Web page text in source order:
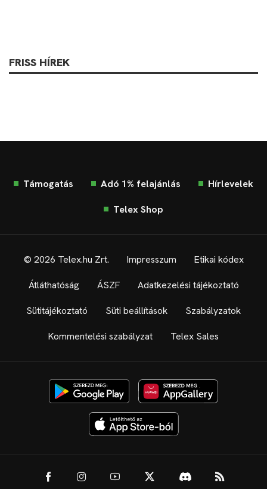
FRISS HÍREK
Támogatás Adó 1% felajánlás Hírlevelek
Telex Shop
© 2026 Telex.hu Zrt. Impresszum Etikai kódex
Átláthatóság ÁSZF Adatkezelési tájékoztató
Sütitájékoztató Süti beállítások Szabályzatok
Kommentelési szabályzat Telex Sales